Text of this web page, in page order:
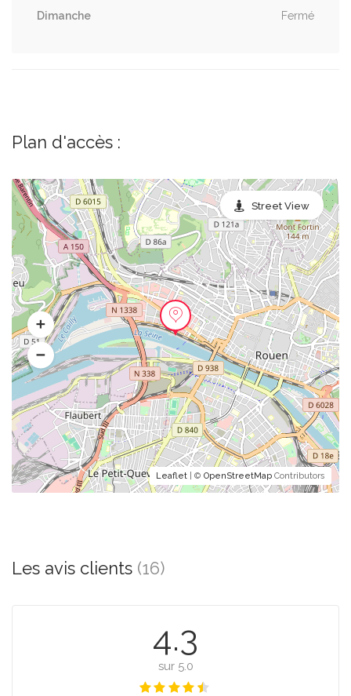
Dimanche Fermé
Plan d'accès :
Leaflet | © OpenStreetMap Contributors
Street View
Les avis clients (16)
4.3
sur 5.0